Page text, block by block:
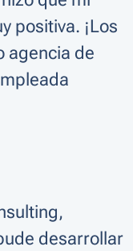
positiva. ¡Los
agencia de
desarrollar